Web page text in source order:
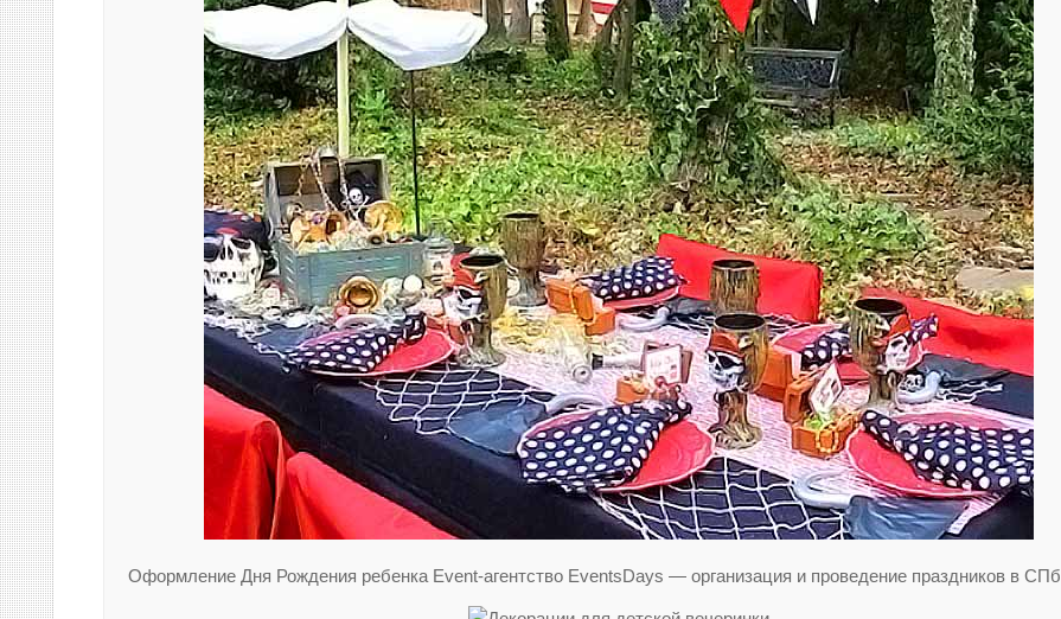
Оформление Дня Рождения ребенка Event-агентство EventsDays — организация и проведение праздников в СПб